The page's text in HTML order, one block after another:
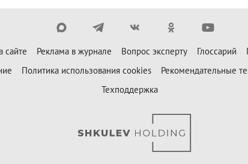
сайте Реклама в журнале Вопрос эксперту Глоссарий
Политика использования cookies Рекомендательные
Техподдержка